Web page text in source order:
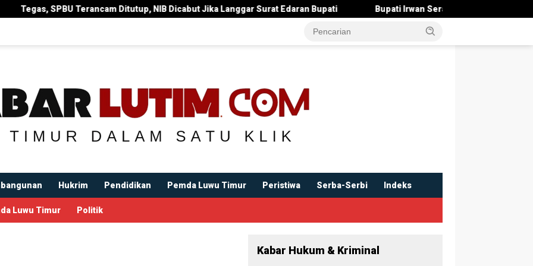
Ditutup, NIB Dicabut Jika Langgar Surat Edaran Bupati Bupati Irwan Serahkan Rancangan KUA-PPAS 2027 ,
Hukrim Pendidikan Pemda Luwu Timur Peristiwa Serba-Serbi Indeks
Luwu Timur Politik
Kabar Hukum & Kriminal